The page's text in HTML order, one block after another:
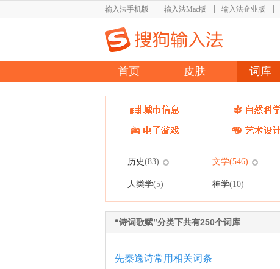
输入法手机版 输入法Mac版 输入法企业版
首页 皮肤 词库
历史(83) 文学(546)
人类学(5) 神学(10)
“诗词歌赋”分类下共有250个词库
先秦逸诗常用相关词条